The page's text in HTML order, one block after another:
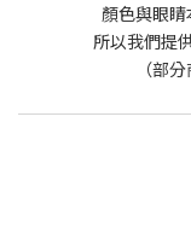
顏色與眼
所以我們提
（部